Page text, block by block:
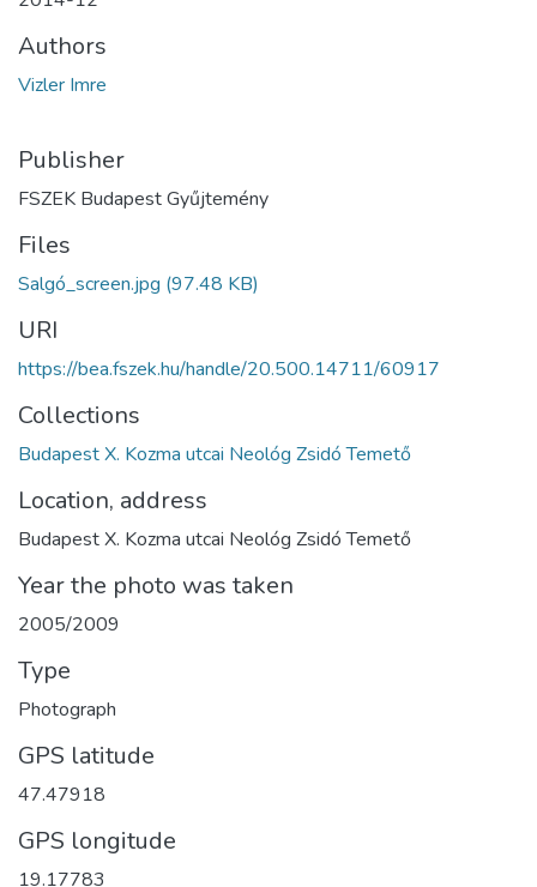
Authors
Vizler Imre
Publisher
FSZEK Budapest Gyűjtemény
Files
Salgó_screen.jpg (97.48 KB)
URI
https://bea.fszek.hu/handle/20.500.14711/60917
Collections
Budapest X. Kozma utcai Neológ Zsidó Temető
Location, address
Budapest X. Kozma utcai Neológ Zsidó Temető
Year the photo was taken
2005/2009
Type
Photograph
GPS latitude
47.47918
GPS longitude
19.17783